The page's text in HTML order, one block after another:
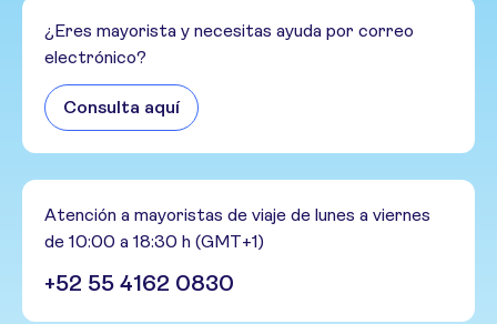
¿Eres mayorista y necesitas ayuda por correo
electrónico?
Consulta aquí
Atención a mayoristas de viaje de lunes a viernes
de 10:00 a 18:30 h (GMT+1)
+52 55 4162 0830